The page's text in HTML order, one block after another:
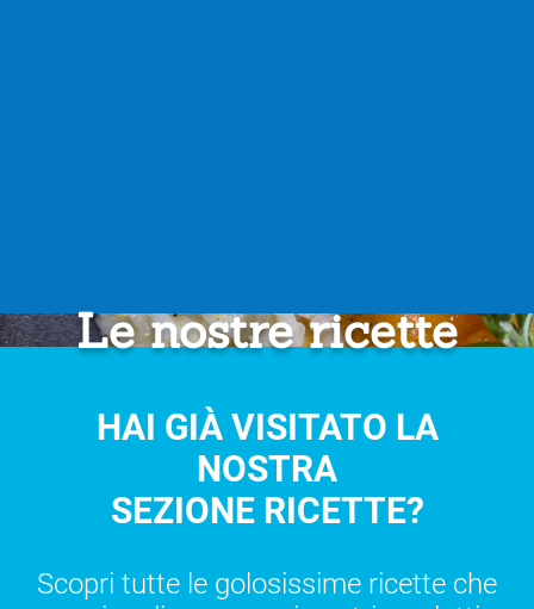
Le nostre ricette
HAI GIÀ VISITATO LA
NOSTRA
SEZIONE RICETTE?
Scopri tutte le golosissime ricette che